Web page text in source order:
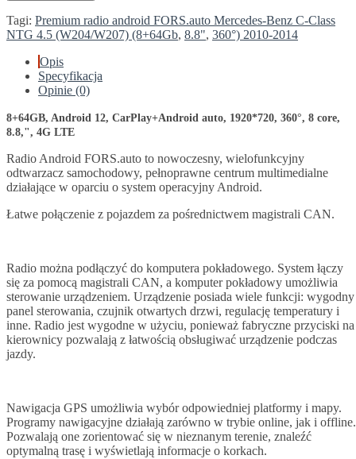
Tagi: Premium radio android FORS.auto Mercedes-Benz C-Class
NTG 4.5 (W204/W207) (8+64Gb, 8.8", 360°) 2010-2014
Opis
Specyfikacja
Opinie (0)
8+64GB, Android 12, CarPlay+Android auto, 1920*720, 360°, 8 core,
8.8,", 4G LTE
Radio Android FORS.auto to nowoczesny, wielofunkcyjny
odtwarzacz samochodowy, pełnoprawne centrum multimedialne
działające w oparciu o system operacyjny Android.
Łatwe połączenie z pojazdem za pośrednictwem magistrali CAN.
Radio można podłączyć do komputera pokładowego. System łączy
się za pomocą magistrali CAN, a komputer pokładowy umożliwia
sterowanie urządzeniem. Urządzenie posiada wiele funkcji: wygodny
panel sterowania, czujnik otwartych drzwi, regulację temperatury i
inne. Radio jest wygodne w użyciu, ponieważ fabryczne przyciski na
kierownicy pozwalają z łatwością obsługiwać urządzenie podczas
jazdy.
Nawigacja GPS umożliwia wybór odpowiedniej platformy i mapy.
Programy nawigacyjne działają zarówno w trybie online, jak i offline.
Pozwalają one zorientować się w nieznanym terenie, znaleźć
optymalną trasę i wyświetlają informacje o korkach.